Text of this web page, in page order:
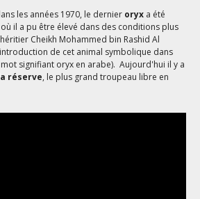
les années 1970, le dernier oryx a été
il a pu être élevé dans des conditions plus
Cheikh Mohammed bin Rashid Al
de cet animal symbolique dans
signifiant oryx en arabe). Aujourd'hui il y a
réserve, le plus grand troupeau libre en